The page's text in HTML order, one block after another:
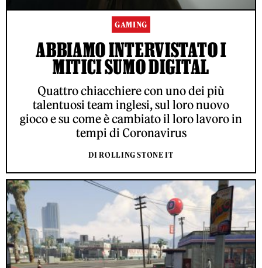
GAMING
ABBIAMO INTERVISTATO I
MITICI SUMO DIGITAL
Quattro chiacchiere con uno dei più
talentuosi team inglesi, sul loro nuovo
gioco e su come è cambiato il loro lavoro in
tempi di Coronavirus
DI ROLLING STONE IT